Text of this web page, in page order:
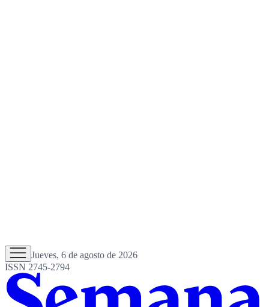
Jueves, 6 de agosto de 2026
ISSN 2745-2794